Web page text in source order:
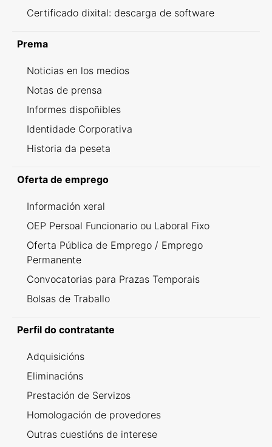
Certificado dixital: descarga de software
Prema
Noticias en los medios
Notas de prensa
Informes dispoñibles
Identidade Corporativa
Historia da peseta
Oferta de emprego
Información xeral
OEP Persoal Funcionario ou Laboral Fixo
Oferta Pública de Emprego / Emprego
Permanente
Convocatorias para Prazas Temporais
Bolsas de Traballo
Perfil do contratante
Adquisicións
Eliminacións
Prestación de Servizos
Homologación de provedores
Outras cuestións de interese